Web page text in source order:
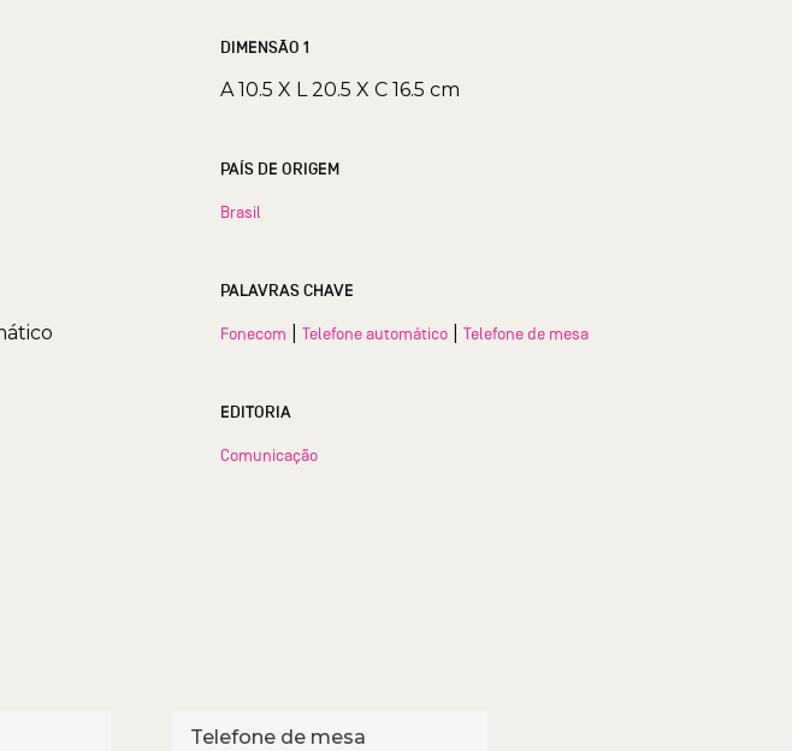
DIMENSÃO 1
A 10.5 X L 20.5 X C 16.5 cm
PAÍS DE ORIGEM
Brasil
PALAVRAS CHAVE
Fonecom |Telefone automático |Telefone de mesa
EDITORIA
Comunicação
Telefone de mesa